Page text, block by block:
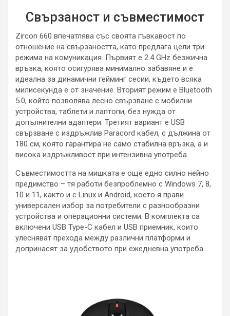
Свързаност и съвместимост
Zircon 660 впечатлява със своята гъвкавост по
отношение на свързаността, като предлага цели три
режима на комуникация. Първият е 2.4 GHz безжична
връзка, която осигурява минимално забавяне и е
идеална за динамични гейминг сесии, където всяка
милисекунда е от значение. Вторият режим е Bluetooth
5.0, който позволява лесно свързване с мобилни
устройства, таблети и лаптопи, без нужда от
допълнителни адаптери. Третият вариант е USB
свързване с издръжлив Paracord кабел, с дължина от
180 см, която гарантира не само стабилна връзка, a и
висока издръжливост при интензивна употреба.
Съвместимостта на мишката е още еднo силно нейно
предимство – тя работи безпроблемно с Windows 7, 8,
10 и 11, както и с Linux и Android, което я прави
универсален избор за потребители с разнообразни
устройства и операционни системи. В комплекта са
включени USB Type-C кабел и USB приемник, които
улесняват прехода между различни платформи и
допринасят за удобството при ежедневна употреба.